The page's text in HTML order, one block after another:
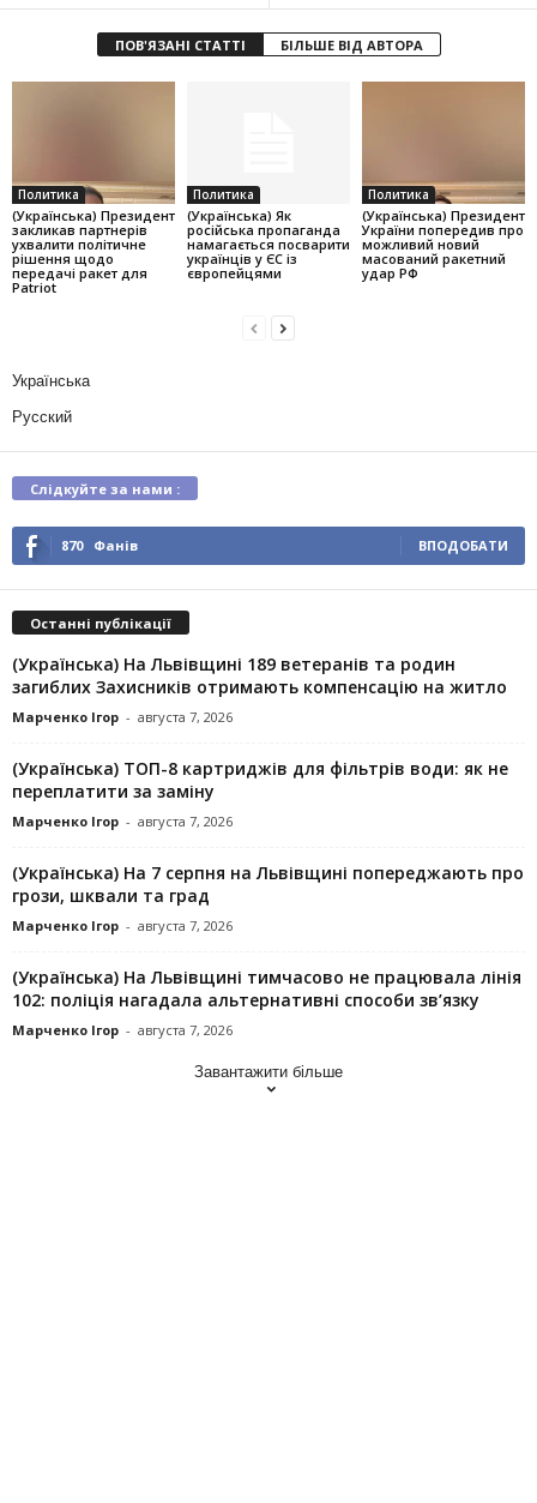
ПОВ'ЯЗАНІ СТАТТІ БІЛЬШЕ ВІД АВТОРА
Политика
(Українська) Президент
закликав партнерів
ухвалити політичне
рішення щодо
передачі ракет для
Patriot
Политика
(Українська) Як
російська пропаганда
намагається посварити
українців у ЄС із
європейцями
Политика
(Українська) Президент
України попередив про
можливий новий
масований ракетний
удар РФ
Українська
Русский
Слідкуйте за нами :
870 Фанів ВПОДОБАТИ
Останні публікації
(Українська) На Львівщині 189 ветеранів та родин
загиблих Захисників отримають компенсацію на житло
Марченко Ігор - августа 7, 2026
(Українська) ТОП-8 картриджів для фільтрів води: як не
переплатити за заміну
Марченко Ігор - августа 7, 2026
(Українська) На 7 серпня на Львівщині попереджають про
грози, шквали та град
Марченко Ігор - августа 7, 2026
(Українська) На Львівщині тимчасово не працювала лінія
102: поліція нагадала альтернативні способи зв’язку
Марченко Ігор - августа 7, 2026
Завантажити більше